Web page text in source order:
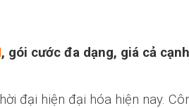
, gói cước đa dạng, giá cả
đại hiện đại hóa hiện nay.